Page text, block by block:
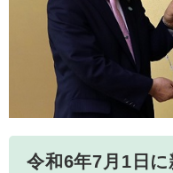
令和6年7月1日